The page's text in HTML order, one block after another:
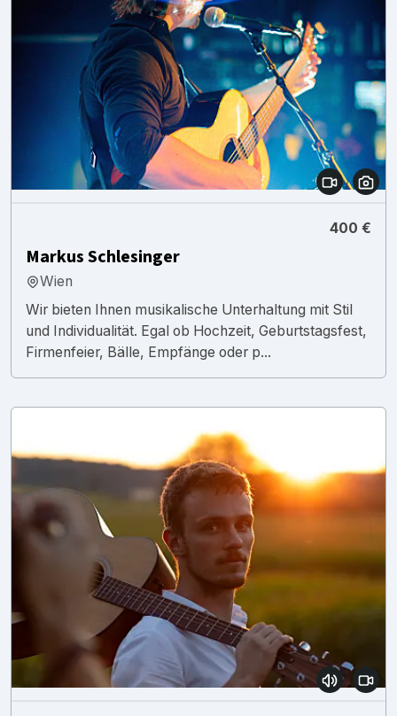
400 €
Markus Schlesinger
Wien
Wir bieten Ihnen musikalische Unterhaltung mit Stil
und Individualität. Egal ob Hochzeit, Geburtstagsfest,
Firmenfeier, Bälle, Empfänge oder p...